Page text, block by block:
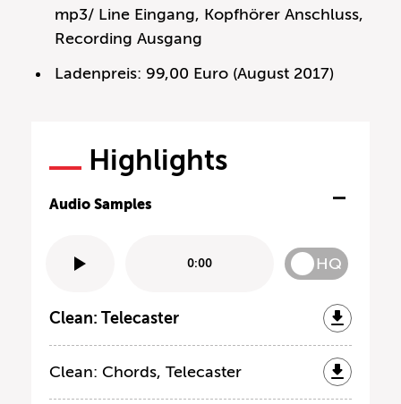
mp3/ Line Eingang, Kopfhörer Anschluss,
Recording Ausgang
Ladenpreis: 99,00 Euro (August 2017)
Highlights
Audio Samples
0:00 HQ
Clean: Telecaster
Clean: Chords, Telecaster